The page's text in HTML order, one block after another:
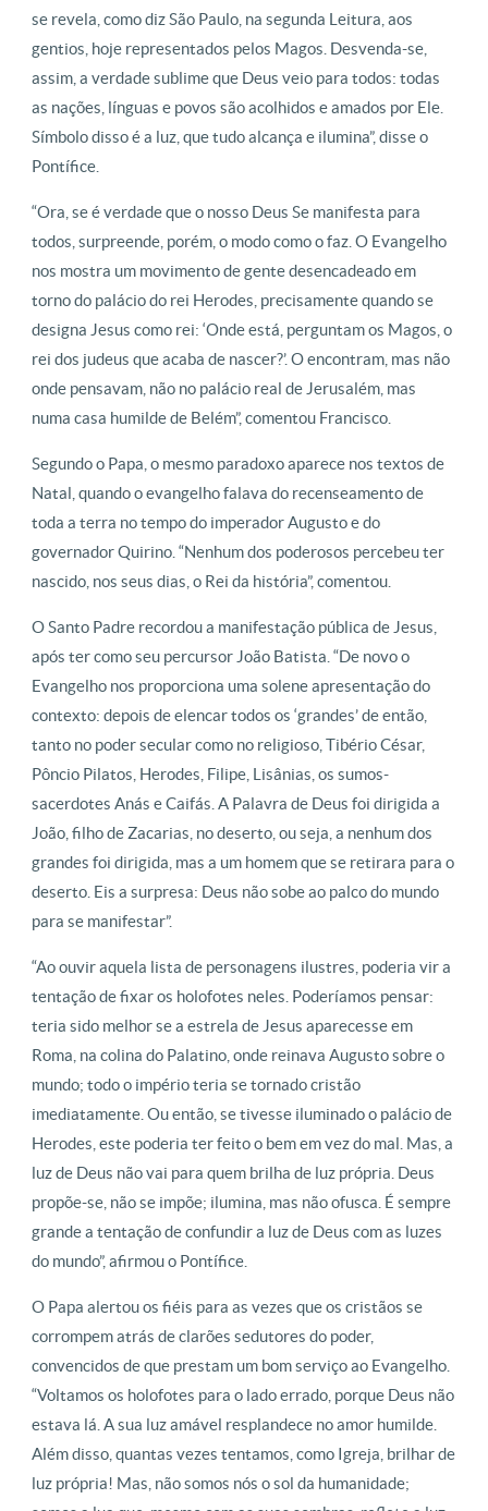
se revela, como diz São Paulo, na segunda Leitura, aos
gentios, hoje representados pelos Magos. Desvenda-se,
assim, a verdade sublime que Deus veio para todos: todas
as nações, línguas e povos são acolhidos e amados por Ele.
Símbolo disso é a luz, que tudo alcança e ilumina”, disse o
Pontífice.
“Ora, se é verdade que o nosso Deus Se manifesta para
todos, surpreende, porém, o modo como o faz. O Evangelho
nos mostra um movimento de gente desencadeado em
torno do palácio do rei Herodes, precisamente quando se
designa Jesus como rei: ‘Onde está, perguntam os Magos, o
rei dos judeus que acaba de nascer?’. O encontram, mas não
onde pensavam, não no palácio real de Jerusalém, mas
numa casa humilde de Belém”, comentou Francisco.
Segundo o Papa, o mesmo paradoxo aparece nos textos de
Natal, quando o evangelho falava do recenseamento de
toda a terra no tempo do imperador Augusto e do
governador Quirino. “Nenhum dos poderosos percebeu ter
nascido, nos seus dias, o Rei da história”, comentou.
O Santo Padre recordou a manifestação pública de Jesus,
após ter como seu percursor João Batista. “De novo o
Evangelho nos proporciona uma solene apresentação do
contexto: depois de elencar todos os ‘grandes’ de então,
tanto no poder secular como no religioso, Tibério César,
Pôncio Pilatos, Herodes, Filipe, Lisânias, os sumos-
sacerdotes Anás e Caifás. A Palavra de Deus foi dirigida a
João, filho de Zacarias, no deserto, ou seja, a nenhum dos
grandes foi dirigida, mas a um homem que se retirara para o
deserto. Eis a surpresa: Deus não sobe ao palco do mundo
para se manifestar”.
“Ao ouvir aquela lista de personagens ilustres, poderia vir a
tentação de fixar os holofotes neles. Poderíamos pensar:
teria sido melhor se a estrela de Jesus aparecesse em
Roma, na colina do Palatino, onde reinava Augusto sobre o
mundo; todo o império teria se tornado cristão
imediatamente. Ou então, se tivesse iluminado o palácio de
Herodes, este poderia ter feito o bem em vez do mal. Mas, a
luz de Deus não vai para quem brilha de luz própria. Deus
propõe-se, não se impõe; ilumina, mas não ofusca. É sempre
grande a tentação de confundir a luz de Deus com as luzes
do mundo”, afirmou o Pontífice.
O Papa alertou os fiéis para as vezes que os cristãos se
corrompem atrás de clarões sedutores do poder,
convencidos de que prestam um bom serviço ao Evangelho.
“Voltamos os holofotes para o lado errado, porque Deus não
estava lá. A sua luz amável resplandece no amor humilde.
Além disso, quantas vezes tentamos, como Igreja, brilhar de
luz própria! Mas, não somos nós o sol da humanidade;